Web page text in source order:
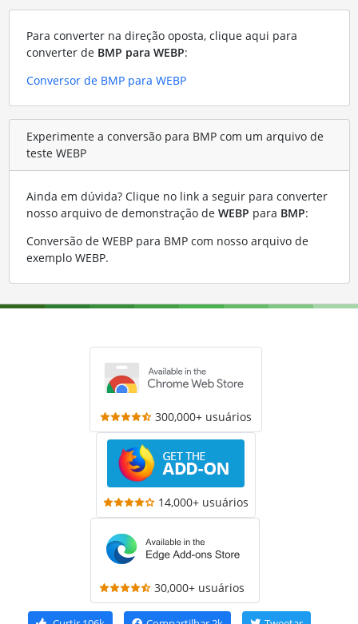
Para converter na direção oposta, clique aqui para
converter de BMP para WEBP:
Conversor de BMP para WEBP
Experimente a conversão para BMP com um arquivo de
teste WEBP
Ainda em dúvida? Clique no link a seguir para converter
nosso arquivo de demonstração de WEBP para BMP:
Conversão de WEBP para BMP com nosso arquivo de
exemplo WEBP.
300,000+ usuários
14,000+ usuários
30,000+ usuários